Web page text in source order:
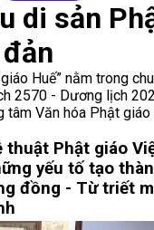
di sản
Huế” nằm trong
2570 - Dương lịch
tâm Văn hóa Phật giáo
thuật Phật giáo
yếu tố tạo
đồng - Từ triết